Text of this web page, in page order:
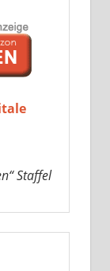
Staffel